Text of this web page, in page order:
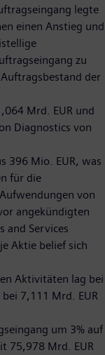
legte
einen Anstieg und
zu
der
Mrd. EUR und
Diagnostics von
396 Mio. EUR, was
für die
von
angekündigten
and Services
Aktie belief sich
Aktivitäten lag bei
7,111 Mrd. EUR
um 3% auf
75,978 Mrd. EUR